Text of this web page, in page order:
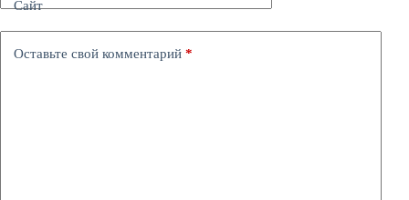
Сайт
Оставьте свой комментарий *